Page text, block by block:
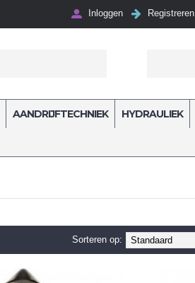
Inloggen Registreren
AANDRIJFTECHNIEK HYDRAULIEK
Sorteren op: